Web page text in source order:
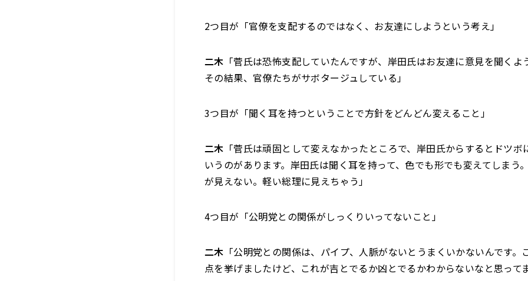
2つ目が「官僚を支配するのではなく、お友達にしようという考え」
二木 「菅氏は恐怖支配していたんですが、岸田氏はお友達に意見を聞くよ
その結果、官僚たちがサボタージュしている」
3つ目が「聞く耳を持つということで方針をどんどん変えること」
二木 「菅氏は頑固として変えなかったところで、岸田氏からするとドツボ
いうのがあります。岸田氏は聞く耳を持って、色でも形でも変えてしまう
が見えない。軽い総理に見えちゃう」
4つ目が「公明党との関係がしっくりいってないこと」
二木 「公明党との関係は、パイプ、人脈がないとうまくいかないんです。
点を挙げましたけど、これが吉とでるか凶とでるかわからないなと思って